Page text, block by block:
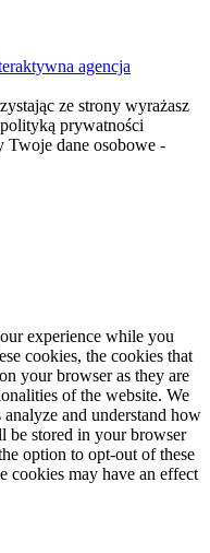
agencja
ze strony wyrażasz
prywatności
Twoje dane osobowe -
experience while you
cookies, the cookies that
your browser as they are
of the website. We
and understand how
be stored in your browser
option to opt-out of these
cookies may have an effect